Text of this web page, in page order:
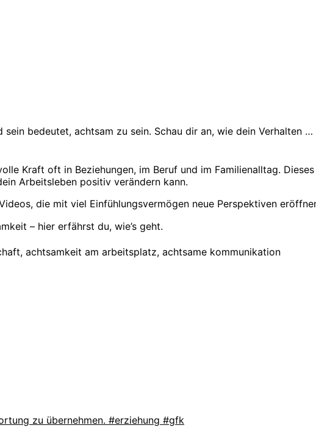
bedeutet, achtsam zu sein. Schau dir an, wie dein Verhalten …
Kraft oft in Beziehungen, im Beruf und im Familienalltag.
Arbeitsleben positiv verändern kann.
die mit viel Einfühlungsvermögen neue Perspektiven
– hier erfährst du, wie’s geht.
achtsamkeit am arbeitsplatz, achtsame kommunikation
zu übernehmen. #erziehung #gfk